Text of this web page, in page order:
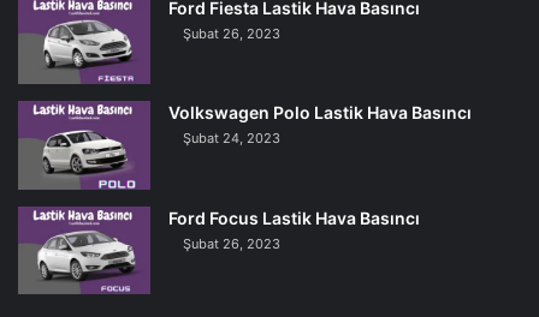
Ford Fiesta Lastik Hava Basıncı
Şubat 26, 2023
Volkswagen Polo Lastik Hava Basıncı
Şubat 24, 2023
Ford Focus Lastik Hava Basıncı
Şubat 26, 2023